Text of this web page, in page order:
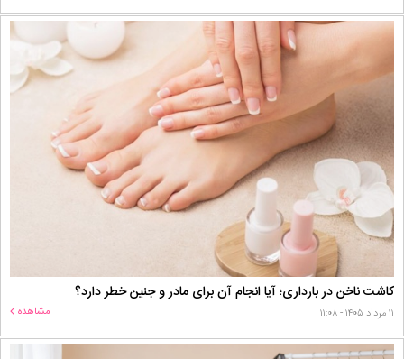
کاشت ناخن در بارداری؛ آیا انجام آن برای مادر و جنین خطر دارد؟
۱۱ مرداد ۱۴۰۵ - ۱۱:۰۸ مشاهده